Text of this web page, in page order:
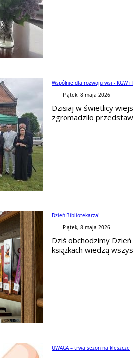
Wspólnie dla rozwoju wsi - KGW
Piątek, 8 maja 2026
Dzisiaj w świetlicy
zgromadziło
Dzień Bibliotekarza!
Piątek, 8 maja 2026
Dziś obchodzimy
książkach wiedzą
UWAGA – trwa sezon na kleszcze